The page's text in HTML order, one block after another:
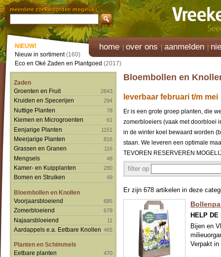
meerdere zoekwoorden mogelijk
home over ons aanmelden
NIEUW!
Nieuw in sortiment(160)
Eco en Oké Zaden en Plantgoed (2017)
Zaden
Groenten en Fruit
2843
Kruiden en Specerijen 294
Nuttige Planten 78
Kiemen en Microgroenten 61
Eenjarige Planten 1151
Meerjarige Planten 816
Grassen en Granen 116
Mengsels 48
Kamer- en Kuipplanten 280
Bomen en Struiken 49
Bloembollen en Knollen
Voorjaarsbloeiend
685
Zomerbloeiend 678
Najaarsbloeiend 11
Aardappels e.a. Eetbare Knollen 465
Planten en Schimmels
Eetbare planten
470
Bloembollen en
leverbaar februari t/m mei
Er is een grote groep planten, die
zomerbloeiers (vaak met doorbloei
in de winter koel bewaard worden
staan. We leveren een optimale
TEVOREN RESERVEREN
filter op
Er zijn 678 artikelen in deze
HELP DE
Bijen en
Verpakt